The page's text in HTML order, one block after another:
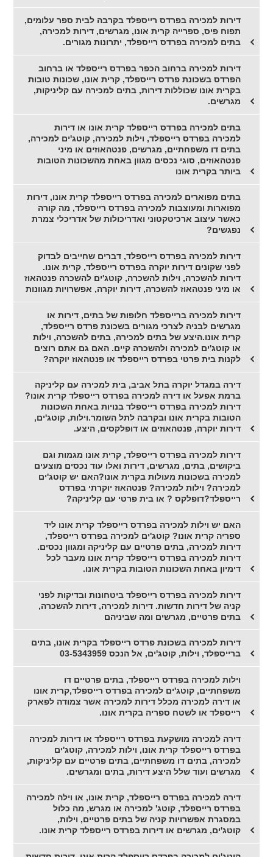
דירות למכירה בפרדס רייספלד בקרבה לבית ספר עלומים,
תפוח פיס, ספרייה קרית אונו, מגרשים, דירות למכירה,
בתים למכירה בפרדס רייספלד, יתרונות מגורים.
דירות למכירה ברחוב הכפר בפרדס רייספלד או ברחוב
הפרדס בשכונת פרדס רייספלד, קרית אונו, שכונות טובות
בקרית אונו שכוללות דירות, בתים למכירה עם קליניקות,
מגרשים.
בתים למכירה בפרדס רייספלד קרית אונו או דירות
למכירה בפרדס רייספלד, וילות למכירה, קוטג'ים למכירה,
בתים דו משפחתיים, מגרשים, פנטהאוזים או מיני
פנטהאוזים, סוגי נכסים מגוון באחת מהשכונות הטובות
ביותר בקרית אונו
בתים מפוארים למכירה בפרדס רייספלד קרית אונו, דירות
מפוארות ומעוצבות למכירה בפרדס רייספלד, מה קורה
כאשר עיצוב ארכיטקטוני ואדריכולות של אדריכלי צמרת
נפגשים?
דירות למכירה בפרדס רייספלד, דברים שחייבים לבדוק
לפני שקונים דירות יוקרה בפרדס רייספלד, קרית אונו.
דירות להשכרה, וילות להשכרה, קוטג'ים להשכרה פנטהאוז
או מיני פנטהאוז להשכרה, דירות יוקרה, אפשרויות מגוונות
דירות למכירה ברייספלד חלופות של בתים, דירות או
מגרשים לבניה לצרכי מגורים בשכונת פרדס רייספלד,
קרית אונו.היצע של בתים למכירה, בתים להשכרה, וילות
או קוטג'ים למכירה ולהשכרה קיים. האם גם אתם רוצים
לקנות בית פרטי בפרדס רייספלד או פנטהאוז יוקרה?
דירה במגדל יוקרה בתל אביב, בית למכירה עם קליניקה
ברמת אפעל או דירה למכירה בפרדס רייספלד קרית אונו?
דירות למכירה בפרדס רייספלד בנויות באחת השכונות
הטובות בקרית אונו ובקרבה לתל השומר.וילות, קוטג'ים,
דירות יוקרה, פנטהאוזים או דופלקסים, היצע.
דירות למכירה בפרדס רייספלד, קרית אונו מגמות וגם
ביקושים, בתים, מגרשים, דירות ואלו עוד נכסים מוצעים
למכירה בשכונות מעולות בקרית אונו?האם יש קוטג'ים
למכירה? וילות למכירה? פנטהאוז יוקרתי בפרדס
רייספלד?דופלקס ? או בית פרטי עם קליניקה?
האם יש וילות למכירה בפרדס רייספלד קרית אונו ליד
ספריה קרית אונו? קוטג'ים למכירה בפרדס רייספלד,
דירות למכירה, בתים פרטיים עם קליניקה ומגוון נכסים.
דירות למכירה בפרדס רייספלד קרית אונו מעבר לכל
דימיון באחת השכונות הטובות בקרית אונו.
דירות למכירה בפרדס רייספלד ביטחונות ובדיקות לפני
קניה של דירות חדשות. דירות למכירה, דירות להשכרה,
בתים פרטיים, מגרשים ומה שביניהם
דירות למכירה בשכונת פרדס רייספלד בקרית אונו, בתים
ברייספלד, וילות, קוטג'ים, אל הנכס 03-5343959
וילות למכירה בפרדס רייספלד, בתים פרטיים דו
משפחתיים, קוטג'ים למכירה בפרדס רייספלד,קרית אונו
או דירה למכירה מכלל דירות למכירה אשר צמודה לפארק
רייספלד או לשטח ספריה בקרית אונו.
דירה למכירה מושקעת בפרדס רייספלד או דירות למכירה
בפרדס רייספלד קרית אונו, וילות למכירה, קוטג'ים
למכירה, בתים דו משפחתיים, בתים פרטיים עם קליניקות,
מגרשים ועוד שלל היצע דירות, בתים ומגרשים.
דירה למכירה בפרדס רייספלד, קרית אונו, או וילה למכירה
בפרדס רייספלד, קוטג' למכירה או מגרש, מה כלול
במסגרת אפשרויות קניה של בתים פרטיים, וילות,
קוטג'ים, מגרשים או דירות בפרדס רייספלד קרית אונו.